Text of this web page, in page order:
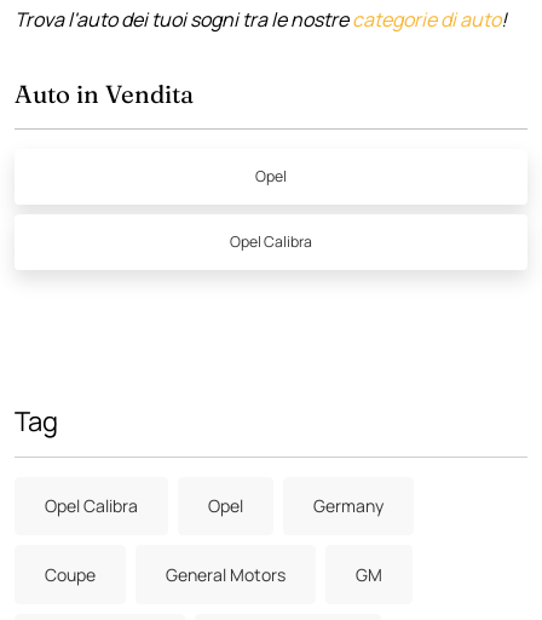
Trova l'auto dei tuoi sogni tra le nostrecategorie di auto!
Auto in Vendita
Opel
Opel Calibra
Tag
Opel Calibra Opel Germany
Coupe General Motors GM